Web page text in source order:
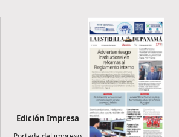
Edición Impresa